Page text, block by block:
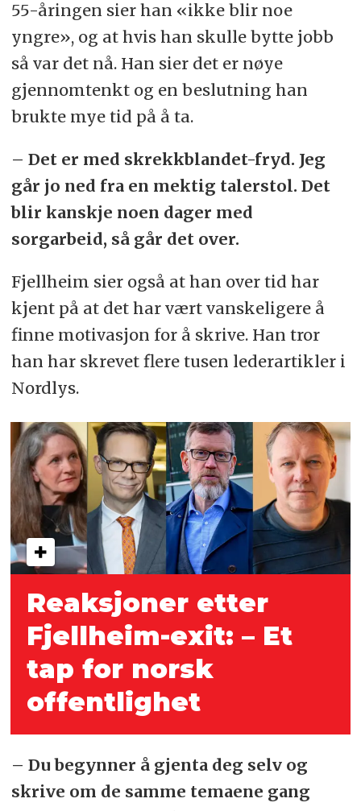
55-åringen sier han «ikke blir noe
yngre», og at hvis han skulle bytte jobb
så var det nå. Han sier det er nøye
gjennomtenkt og en beslutning han
brukte mye tid på å ta.
– Det er med skrekkblandet-fryd. Jeg
går jo ned fra en mektig talerstol. Det
blir kanskje noen dager med
sorgarbeid, så går det over.
Fjellheim sier også at han over tid har
kjent på at det har vært vanskeligere å
finne motivasjon for å skrive. Han tror
han har skrevet flere tusen lederartikler i
Nordlys.
Reaksjoner etter
Fjellheim-exit: – Et
tap for norsk
offentlighet
– Du begynner å gjenta deg selv og
skrive om de samme temaene gang